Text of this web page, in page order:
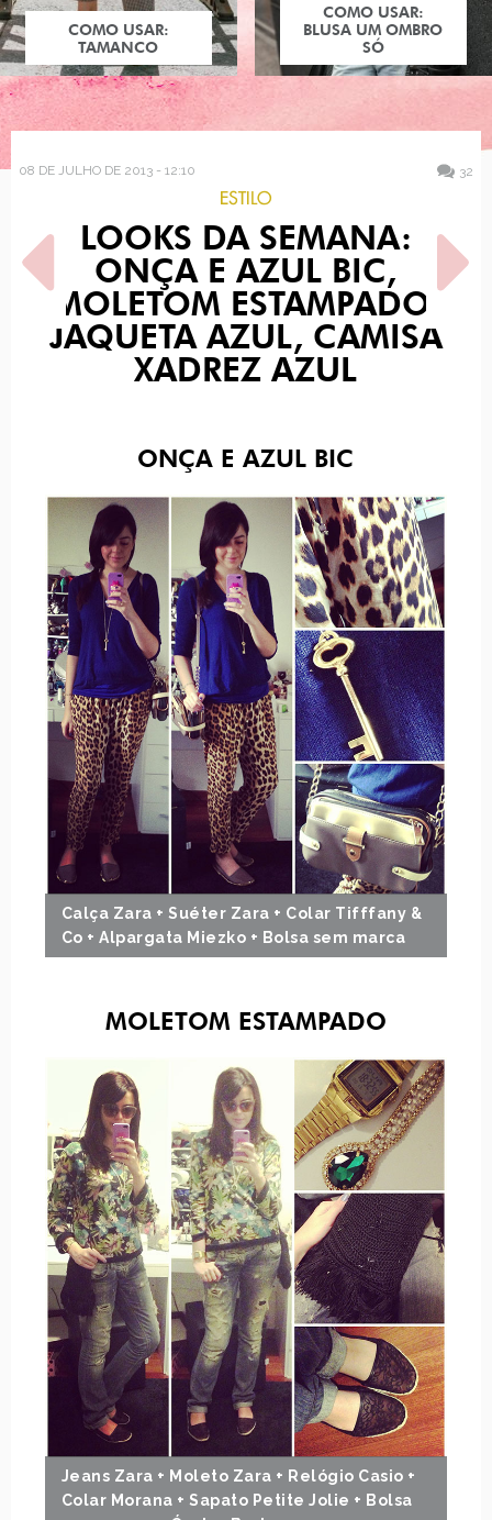
COMO USAR:
TAMANCO
COMO USAR:
BLUSA UM OMBRO
SÓ
08 DE JULHO DE 2013 - 12:10 32
ESTILO
LOOKS DA SEMANA:
ONÇA E AZUL BIC,
MOLETOM ESTAMPADO,
JAQUETA AZUL, CAMISA
XADREZ AZUL
ONÇA E AZUL BIC
Calça Zara + Suéter Zara + Colar Tifffany &
Co + Alpargata Miezko + Bolsa sem marca
MOLETOM ESTAMPADO
Jeans Zara + Moleto Zara + Relógio Casio +
Colar Morana + Sapato Petite Jolie + Bolsa
POST ANTERIOR
PRÓXIMO POST